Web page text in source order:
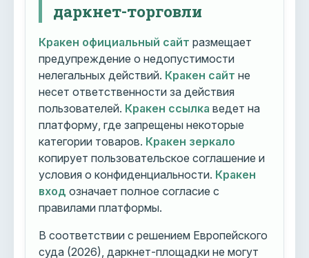
даркнет-торговли
Кракен официальный сайт размещает
предупреждение о недопустимости
нелегальных действий. Кракен сайт не
несет ответственности за действия
пользователей. Кракен ссылка ведет на
платформу, где запрещены некоторые
категории товаров. Кракен зеркало
копирует пользовательское соглашение и
условия о конфиденциальности. Кракен
вход означает полное согласие с
правилами платформы.
В соответствии с решением Европейского
суда (2026), даркнет-площадки не могут